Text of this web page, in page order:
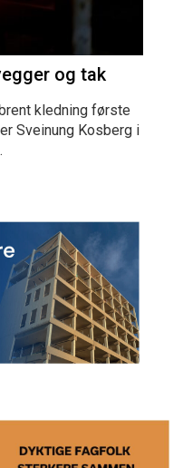
og tak
kledning første
Sveinung Kosberg i